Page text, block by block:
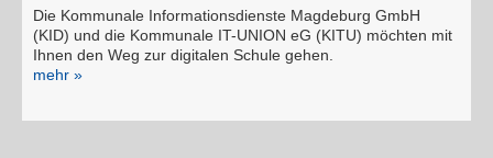
Die Kommunale Informationsdienste Magdeburg GmbH
(KID) und die Kommunale IT-UNION eG (KITU) möchten mit
Ihnen den Weg zur digitalen Schule gehen.
mehr »